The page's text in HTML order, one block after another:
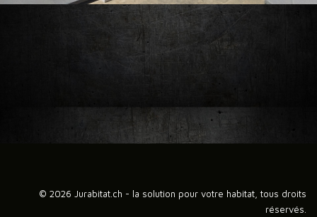
© 2026 Jurabitat.ch - la solution pour votre habitat, tous droits
réservés.